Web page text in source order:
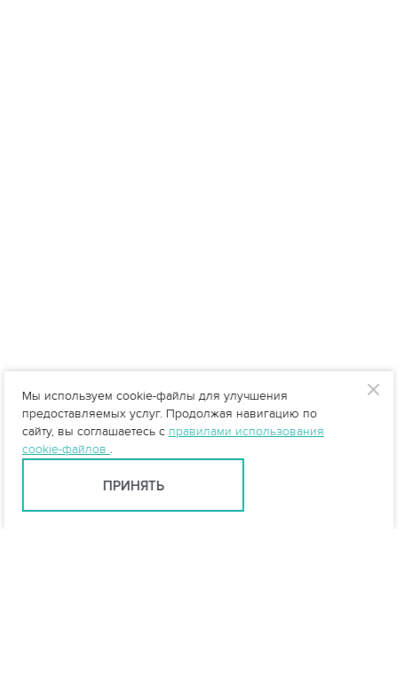
Мы используем cookie-файлы для улучшения
предоставляемых услуг. Продолжая навигацию по
сайту, вы соглашаетесь с правилами использования
cookie-файлов .
ПРИНЯТЬ